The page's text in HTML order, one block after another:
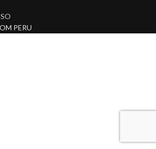
PERU